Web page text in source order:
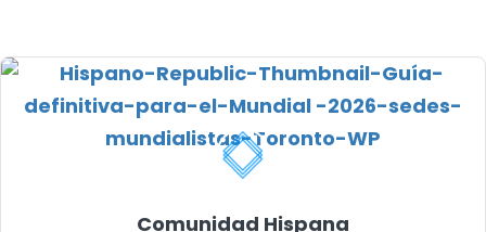
Comunidad Hispana